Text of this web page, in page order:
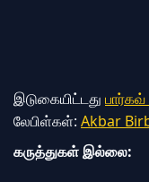
இடுகையிட்டது
லேபிள்கள்: Akbar
கருத்துகள் இல்லை: